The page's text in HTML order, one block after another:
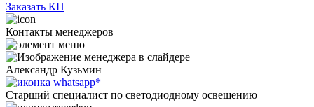
Заказать КП
Контакты менеджеров
Александр Кузьмин
Старший специалист по светодиодному освещению